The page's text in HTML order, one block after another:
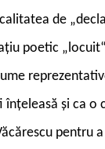
de
poetic
și ca o
pentru